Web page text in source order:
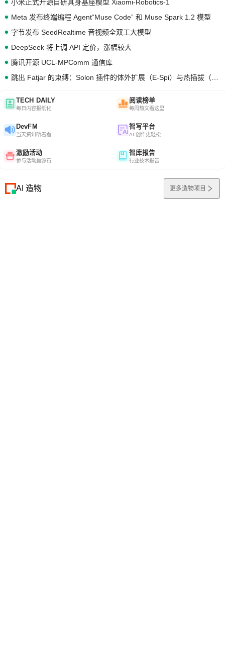
小米正式开源自研具身基座模型 Xiaomi-Robotics-1
Meta 发布终端编程 Agent“Muse Code” 和 Muse Spark 1.2 模型
字节发布 SeedRealtime 音视频全双工大模型
DeepSeek 将上调 API 定价，涨幅较大
腾讯开源 UCL-MPComm 通信库
TECH DAILY
每日内容报纸化
阅读榜单
每周热文看这里
DevFM
当天资讯听着看
智写平台
AI 创作更轻松
激励活动
参与活动赢源石
智库报告
行业技术报告
AI 造物 更多造物项目